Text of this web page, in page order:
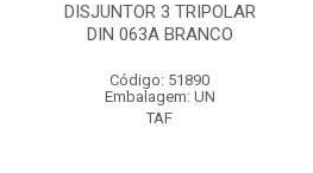
DISJUNTOR 3 TRIPOLAR
DIN 063A BRANCO
Código: 51890
Embalagem: UN
TAF